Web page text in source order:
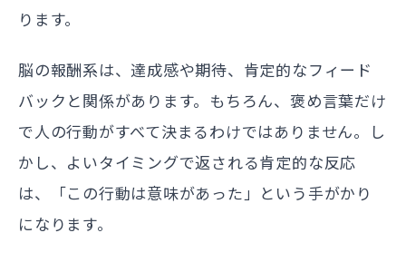
ります。
脳の報酬系は、達成感や期待、肯定的なフィード
バックと関係があります。もちろん、褒め言葉だけ
で人の行動がすべて決まるわけではありません。し
かし、よいタイミングで返される肯定的な反応
は、「この行動は意味があった」という手がかり
になります。